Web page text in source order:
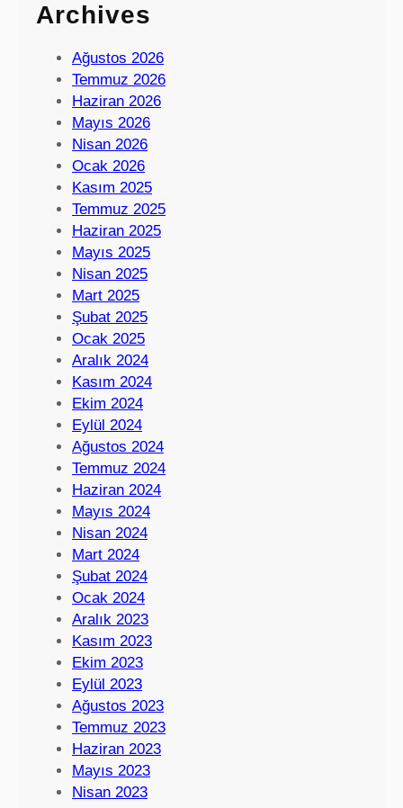
Archives
Ağustos 2026
Temmuz 2026
Haziran 2026
Mayıs 2026
Nisan 2026
Ocak 2026
Kasım 2025
Temmuz 2025
Haziran 2025
Mayıs 2025
Nisan 2025
Mart 2025
Şubat 2025
Ocak 2025
Aralık 2024
Kasım 2024
Ekim 2024
Eylül 2024
Ağustos 2024
Temmuz 2024
Haziran 2024
Mayıs 2024
Nisan 2024
Mart 2024
Şubat 2024
Ocak 2024
Aralık 2023
Kasım 2023
Ekim 2023
Eylül 2023
Ağustos 2023
Temmuz 2023
Haziran 2023
Mayıs 2023
Nisan 2023